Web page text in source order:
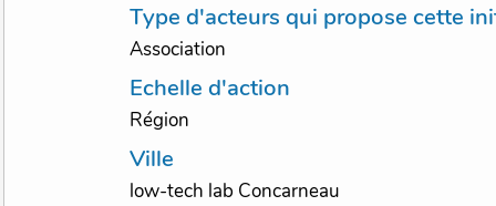
Type d'acteurs qui propose cette
Association
Echelle d'action
Région
Ville
low-tech lab Concarneau